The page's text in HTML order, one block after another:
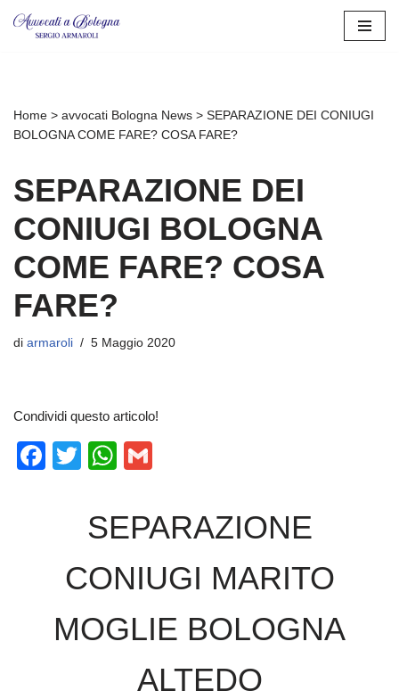
Home > avvocati Bologna News > SEPARAZIONE DEI CONIUGI
BOLOGNA COME FARE? COSA FARE?
SEPARAZIONE DEI
CONIUGI BOLOGNA
COME FARE? COSA
FARE?
di armaroli 5 Maggio 2020
Condividi questo articolo!
F
o
T
tt
er
W
at
s
A
p
p
ail
SEPARAZIONE
CONIUGI MARITO
MOGLIE BOLOGNA
ALTEDO